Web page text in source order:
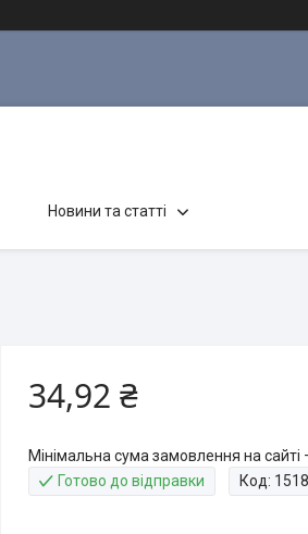
Новини та статті
34,92 ₴
Мінімальна сума замовлення на сайті
Готово до відправки
Код: